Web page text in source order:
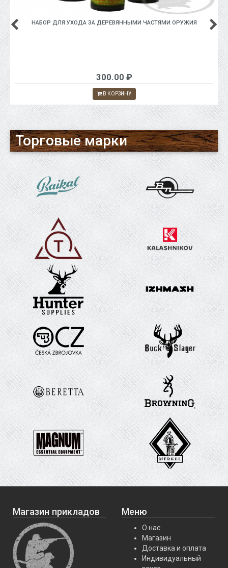
НАБОР ДЛЯ УХОДА ЗА ДЕРЕВЯННЫМИ ЧАСТЯМИ ОРУЖИЯ
300.00 ₽
В КОРЗИНУ
Торговые марки
Магазин прикладов Меню
О нас
Магазин
Доставка и оплата
Индивидуальный